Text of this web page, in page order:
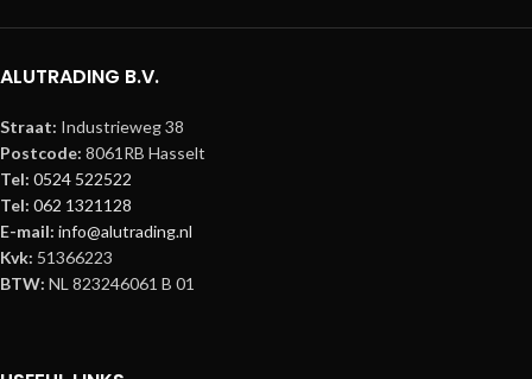
ALUTRADING B.V.
Straat: Industrieweg 38
Postcode: 8061RB Hasselt
Tel: 0524 522522
Tel: 062 1321128
E-mail: info@alutrading.nl
Kvk: 51366223
BTW: NL 823246061 B 01